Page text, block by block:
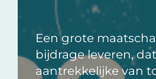
Een grote
bijdrage leveren,
aantrekkelijke van